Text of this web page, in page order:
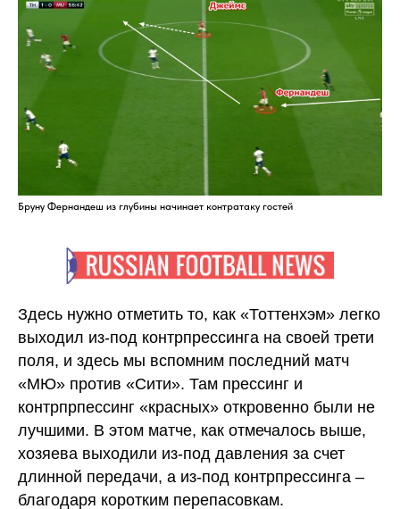
Бруну Фернандеш из глубины начинает контратаку гостей
Здесь нужно отметить то, как «Тоттенхэм» легко
выходил из-под контрпрессинга на своей трети
поля, и здесь мы вспомним последний матч
«МЮ» против «Сити». Там прессинг и
контрпрпессинг «красных» откровенно были не
лучшими. В этом матче, как отмечалось выше,
хозяева выходили из-под давления за счет
длинной передачи, а из-под контрпрессинга –
благодаря коротким перепасовкам.